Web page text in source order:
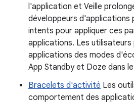
l'application et Veille
développeurs d'applications
intents pour appliquer ces
applications. Les
applications des modes
App Standby et Doze dans
Bracelets d'activité Les
comportement des